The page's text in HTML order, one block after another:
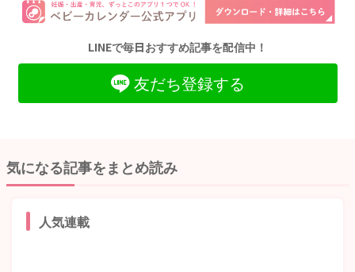
LINEで毎日おすすめ記事を配信中！
友だち登録する
気になる記事をまとめ読み
人気連載